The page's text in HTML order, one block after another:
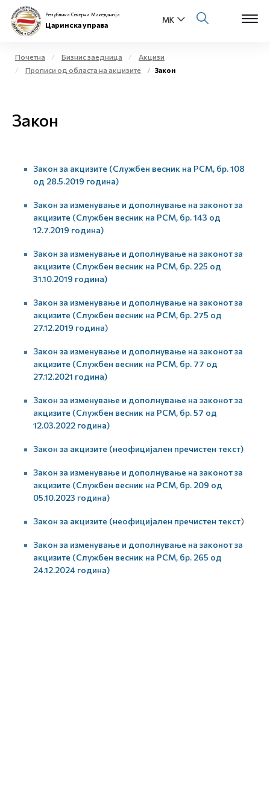
Физички лица
Open
Е-Царина
Медиа центар
Е-Весник
Република Северна Македонија
Царинска управа
Почетна Бизнис заедница
Акцизи
Прописи од областа на акцизите
Закон
Закон
Закон за акцизите (Службен весник на РСМ, бр. 108
од 28.5.2019 година)
Закон за изменување и дополнување на законот за
акцизите (Службен весник на РСМ, бр. 143 од
12.7.2019 година)
Закон за изменување и дополнување на законот за
акцизите (Службен весник на РСМ, бр. 225 од
31.10.2019 година)
Закон за изменување и дополнување на законот за
акцизите (Службен весник на РСМ, бр. 275 од
27.12.2019 година)
Закон за изменување и дополнување на законот за
акцизите (Службен весник на РСМ, бр. 77 од
27.12.2021 година)
Закон за изменување и дополнување на законот за
акцизите (Службен весник на РСМ, бр. 57 од
12.03.2022 година)
Закон за акцизите (неофицијален пречистен текст)
Закон за изменување и дополнување на законот за
акцизите (Службен весник на РСМ, бр. 209 од
05.10.2023 година)
Закон за акцизите (неофицијален пречистен текст)
Закон за изменување и дополнување на законот за
акцизите (Службен весник на РСМ, бр. 265 од
24.12.2024 година)